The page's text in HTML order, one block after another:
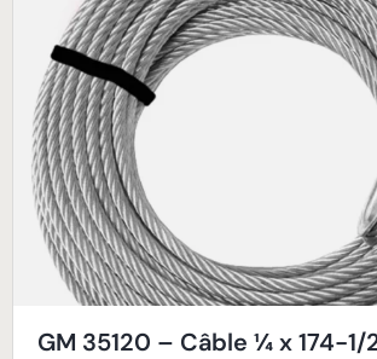
GM 35120 – Câble ¼ x 174-1/